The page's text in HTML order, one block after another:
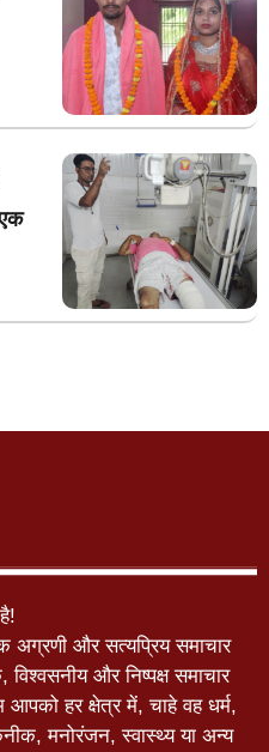
और सत्यप्रिय समाचार
और निष्पक्ष समाचार
हर क्षेत्र में, चाहे वह धर्म,
मनोरंजन, स्वास्थ्य या अन्य